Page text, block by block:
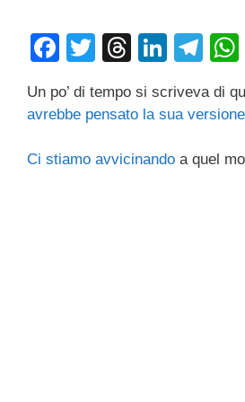
F
c
b
T
tt
T
e
d
Li
k
dI
T
e
a
Un po’ di tempo si scriveva di
avrebbe pensato la sua
Ci stiamo avvicinando a quel